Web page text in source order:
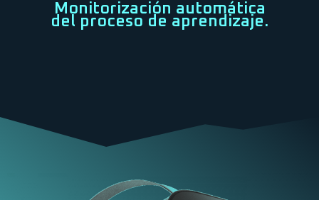
Monitorización automática
del proceso de aprendizaje.